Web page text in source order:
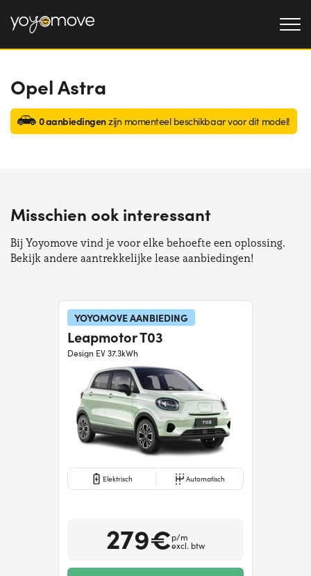
AUTO LEASE
AANBIEDINGEN
Particulieren
OCCASIONLEASE
Werken bij ons
WAAROM LEASEN
Hulp nodig?
Opel Astra
0 aanbiedingenzijn momenteel beschikbaar voor dit model!
Misschien ook interessant
Bij Yoyomove vind je voor elke behoefte een oplossing.
Bekijk andere aantrekkelijke lease aanbiedingen!
YOYOMOVE AANBIEDING
Leapmotor T03
Design EV 37.3kWh
Elektrisch Automatisch
279€p/m
excl. btw